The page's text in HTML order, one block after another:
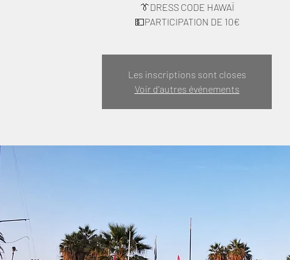
👔DRESS CODE HAWAÏ
Les inscriptions sont closes
Voir d'autres événements